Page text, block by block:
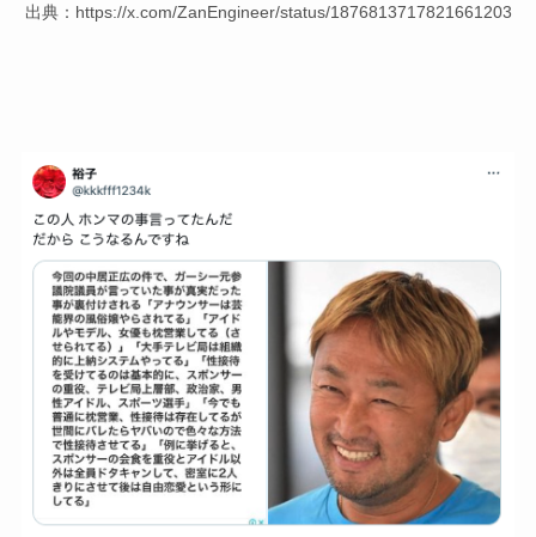
出典：https://x.com/ZanEngineer/status/1876813717821661203